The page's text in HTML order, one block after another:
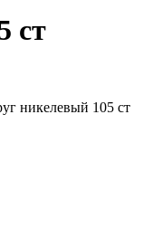
ст
никелевый 105 ст